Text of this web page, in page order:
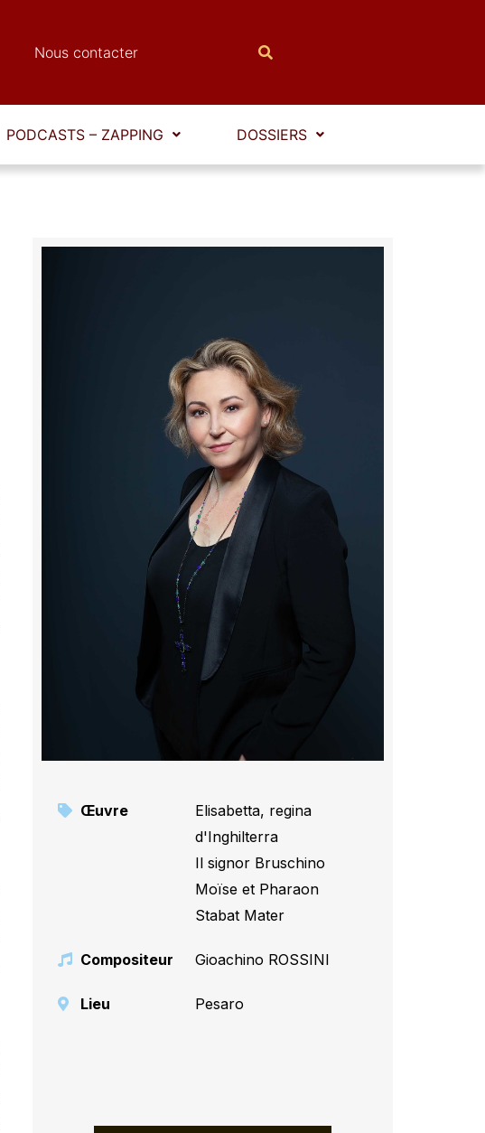
Nous contacter
PODCASTS – ZAPPING DOSSIERS
Œuvre
Elisabetta, regina
d'Inghilterra
Il signor Bruschino
Moïse et Pharaon
Stabat Mater
Compositeur Gioachino ROSSINI
Lieu Pesaro